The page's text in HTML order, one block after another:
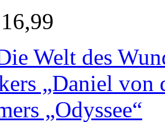
Corrado
2012